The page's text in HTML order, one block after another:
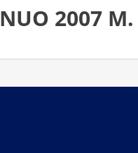
NUO 2007 M.